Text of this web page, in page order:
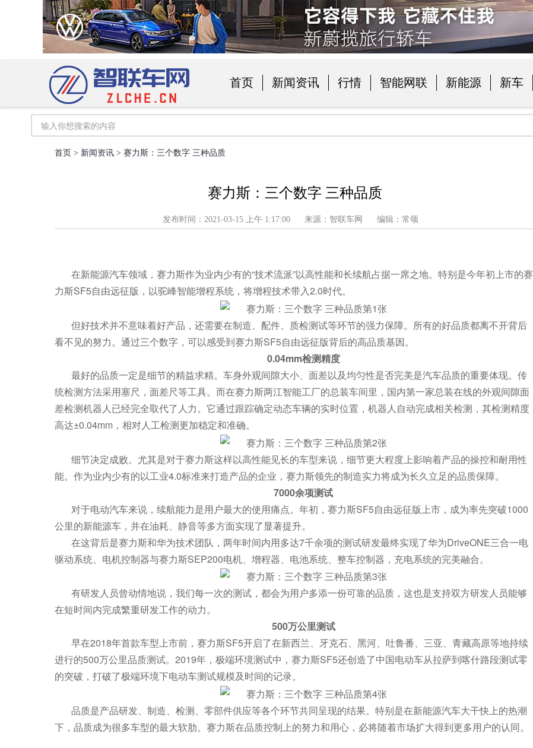
首页 新闻资讯 行情 智能网联 新能源 新车
首页 > 新闻资讯 > 赛力斯：三个数字 三种品质
赛力斯：三个数字 三种品质
发布时间：2021-03-15 上午 1:17:00 来源：智联车网 编辑：常颂
在新能源汽车领域，赛力斯作为业内少有的“技术流派”以高性能和长续航占据一席之地。特别是今年初上市的赛
力斯SF5自由远征版，以驼峰智能增程系统，将增程技术带入2.0时代。
但好技术并不意味着好产品，还需要在制造、配件、质检测试等环节的强力保障。所有的好品质都离不开背后
看不见的努力。通过三个数字，可以感受到赛力斯SF5自由远征版背后的高品质基因。
0.04mm检测精度
最好的品质一定是细节的精益求精。车身外观间隙大小、面差以及均匀性是否完美是汽车品质的重要体现。传
统检测方法采用塞尺，面差尺等工具。而在赛力斯两江智能工厂的总装车间里，国内第一家总装在线的外观间隙面
差检测机器人已经完全取代了人力。它通过跟踪确定动态车辆的实时位置，机器人自动完成相关检测，其检测精度
高达±0.04mm，相对人工检测更加稳定和准确。
细节决定成败。尤其是对于赛力斯这样以高性能见长的车型来说，细节更大程度上影响着产品的操控和耐用性
能。作为业内少有的以工业4.0标准来打造产品的企业，赛力斯领先的制造实力将成为长久立足的品质保障。
7000余项测试
对于电动汽车来说，续航能力是用户最大的使用痛点。年初，赛力斯SF5自由远征版上市，成为率先突破1000
公里的新能源车，并在油耗、静音等多方面实现了显著提升。
在这背后是赛力斯和华为技术团队，两年时间内用多达7千余项的测试研发最终实现了华为DriveONE三合一电
驱动系统、电机控制器与赛力斯SEP200电机、增程器、电池系统、整车控制器，充电系统的完美融合。
有研发人员曾动情地说，我们每一次的测试，都会为用户多添一份可靠的品质，这也是支持双方研发人员能够
在短时间内完成繁重研发工作的动力。
500万公里测试
早在2018年首款车型上市前，赛力斯SF5开启了在新西兰、牙克石、黑河、吐鲁番、三亚、青藏高原等地持续
进行的500万公里品质测试。2019年，极端环境测试中，赛力斯SF5还创造了中国电动车从拉萨到喀什路段测试零
的突破，打破了极端环境下电动车测试规模及时间的记录。
​品质是产品研发、制造、检测、零部件供应等各个环节共同呈现的结果。特别是在新能源汽车大干快上的热潮
下，品质成为很多车型的最大软肋。赛力斯在品质控制上的努力和用心，必将随着市场扩大得到更多用户的认同。